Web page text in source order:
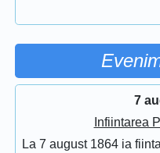
7
Infiintarea
La 7 august 1864 ia